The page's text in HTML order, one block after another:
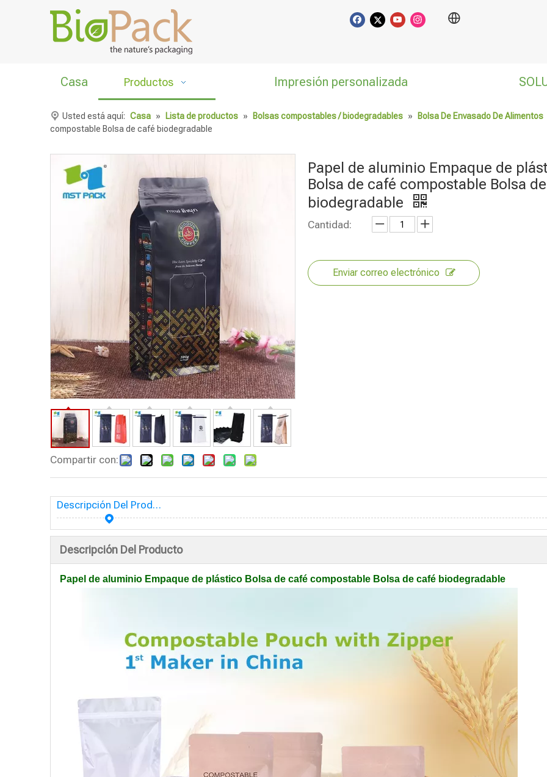
Casa Productos Impresión personalizada
Usted está aquí: Casa » Lista de productos » Bolsas compostables / biodegradables »
Bolsa De Envasado De Alimentos
compostable Bolsa de café biodegradable
Compartir con:
Papel de aluminio Empaque de
Bolsa de café compostable Bolsa
biodegradable
Cantidad:
Enviar correo electrónico
Descripción Del Producto
Descripción Del Producto
Papel de aluminio Empaque de plástico Bolsa de café compostable Bolsa de café biodegradable